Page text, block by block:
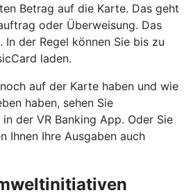
Betrag auf die Karte. Das geht
oder Überweisung. Das
In der Regel können Sie bis zu
laden.
auf der Karte haben und wie
haben, sehen Sie
der VR Banking App. Oder Sie
Ihnen Ihre Ausgaben auch